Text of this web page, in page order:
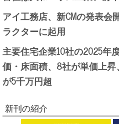
アイ工務店、新CMの発表会
ラクターに起用
主要住宅企業10社の2025年
価・床面積、8社が単価上
が5千万円超
新刊の紹介